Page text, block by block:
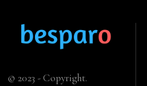
© 2023 - Copyright.